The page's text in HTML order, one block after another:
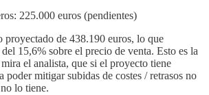
225.000 euros (pendientes)
proyectado de 438.190 euros, lo que
15,6% sobre el precio de venta. Esto es la
el analista, que si el proyecto tiene
poder mitigar subidas de costes / retrasos no
lo tiene.